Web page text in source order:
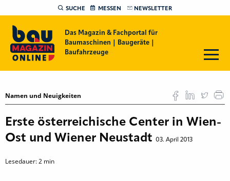
SUCHE MESSEN NEWSLETTER
Das Magazin & Fachportal für
Baumaschinen | Baugeräte |
Baufahrzeuge
Namen und Neuigkeiten
Erste österreichische Center in Wien-
Ost und Wiener Neustadt 03. April 2013
Lesedauer:2 min